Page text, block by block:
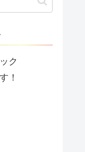
ク
！